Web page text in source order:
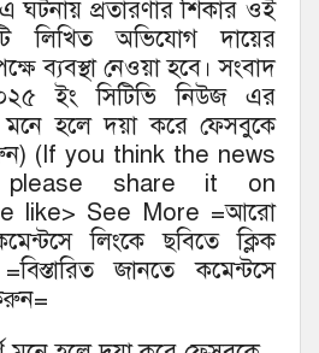
ঘটনায় প্রতারণার শিকার ওই
লিখিত অভিযোগ দায়ের
ব্যবস্থা নেওয়া হবে। সংবাদ
ইং সিটিভি নিউজ এর
মনে হলে দয়া করে ফেসবুকে
(If you think the news
please share it on
like> See More =আরো
লিংকে ছবিতে ক্লিক
জানতে কমেন্টসে